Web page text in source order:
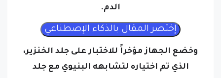
وخضع الجهاز مؤخراً للاختبار على جلد الخنزير،
الذي تم اختياره لتشابهه البنيوي مع جلد
الإنسان، وتعرض لبكتيريا Staphylococcus